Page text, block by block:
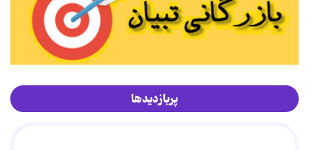
پربازدیدها